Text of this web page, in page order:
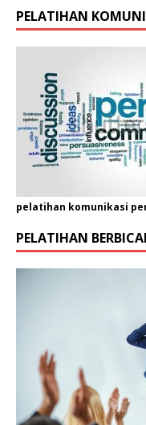
g
a
n
i
a
m
n
*
PELATIHAN
pelatihan komunikasi
PELATIHAN